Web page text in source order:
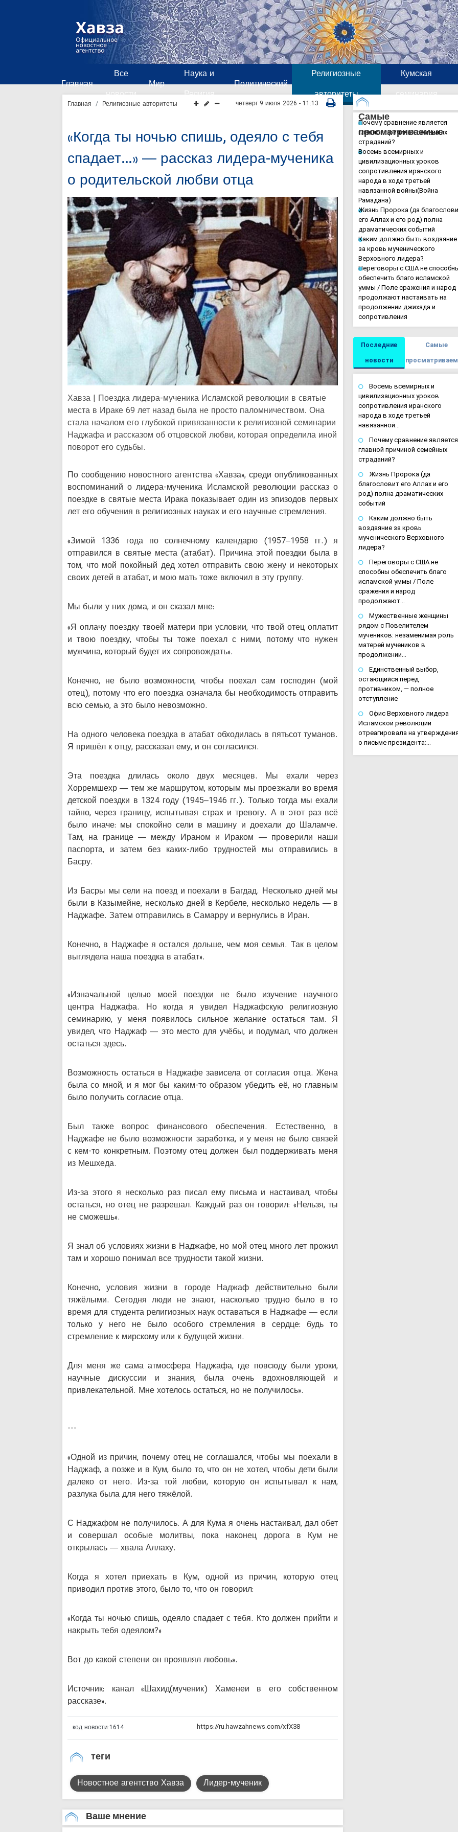
Главная
Все
новости
Мир
Наука и
Религия
Политический
Религиозные
авторитеты
Кумская
семинария
Главная Религиозные авторитеты четверг 9 июля 2026 - 11:13
«Когда ты ночью спишь, одеяло с тебя
спадает…» — рассказ лидера-мученика
о родительской любви отца
Хавза | Поездка лидера-мученика Исламской революции в святые
места в Ираке 69 лет назад была не просто паломничеством. Она
стала началом его глубокой привязанности к религиозной семинарии
Наджафа и рассказом об отцовской любви, которая определила иной
поворот его судьбы.
По сообщению новостного агентства «Хавза», среди опубликованных
воспоминаний о лидера-мученика Исламской революции рассказ о
поездке в святые места Ирака показывает один из эпизодов первых
лет его обучения в религиозных науках и его научные стремления.
«Зимой 1336 года по солнечному календарю (1957–1958 гг.) я
отправился в святые места (атабат). Причина этой поездки была в
том, что мой покойный дед хотел отправить свою жену и некоторых
своих детей в атабат, и мою мать тоже включил в эту группу.
Мы были у них дома, и он сказал мне:
«Я оплачу поездку твоей матери при условии, что твой отец оплатит
и твою поездку, чтобы ты тоже поехал с ними, потому что нужен
мужчина, который будет их сопровождать».
Конечно, не было возможности, чтобы поехал сам господин (мой
отец), потому что его поездка означала бы необходимость отправить
всю семью, а это было невозможно.
На одного человека поездка в атабат обходилась в пятьсот туманов.
Я пришёл к отцу, рассказал ему, и он согласился.
Эта поездка длилась около двух месяцев. Мы ехали через
Хорремшехр — тем же маршрутом, которым мы проезжали во время
детской поездки в 1324 году (1945–1946 гг.). Только тогда мы ехали
тайно, через границу, испытывая страх и тревогу. А в этот раз всё
было иначе: мы спокойно сели в машину и доехали до Шаламче.
Там, на границе — между Ираном и Ираком — проверили наши
паспорта, и затем без каких-либо трудностей мы отправились в
Басру.
Из Басры мы сели на поезд и поехали в Багдад. Несколько дней мы
были в Казымейне, несколько дней в Кербеле, несколько недель — в
Наджафе. Затем отправились в Самарру и вернулись в Иран.
Конечно, в Наджафе я остался дольше, чем моя семья. Так в целом
выглядела наша поездка в атабат».
«Изначальной целью моей поездки не было изучение научного
центра Наджафа. Но когда я увидел Наджафскую религиозную
семинарию, у меня появилось сильное желание остаться там. Я
увидел, что Наджаф — это место для учёбы, и подумал, что должен
остаться здесь.
Возможность остаться в Наджафе зависела от согласия отца. Жена
была со мной, и я мог бы каким-то образом убедить её, но главным
было получить согласие отца.
Был также вопрос финансового обеспечения. Естественно, в
Наджафе не было возможности заработка, и у меня не было связей
с кем-то конкретным. Поэтому отец должен был поддерживать меня
из Мешхеда.
Из-за этого я несколько раз писал ему письма и настаивал, чтобы
остаться, но отец не разрешал. Каждый раз он говорил: «Нельзя, ты
не сможешь».
Я знал об условиях жизни в Наджафе, но мой отец много лет прожил
там и хорошо понимал все трудности такой жизни.
Конечно, условия жизни в городе Наджаф действительно были
тяжёлыми. Сегодня люди не знают, насколько трудно было в то
время для студента религиозных наук оставаться в Наджафе — если
только у него не было особого стремления в сердце: будь то
стремление к мирскому или к будущей жизни.
Для меня же сама атмосфера Наджафа, где повсюду были уроки,
научные дискуссии и знания, была очень вдохновляющей и
привлекательной. Мне хотелось остаться, но не получилось».
---
«Одной из причин, почему отец не соглашался, чтобы мы поехали в
Наджаф, а позже и в Кум, было то, что он не хотел, чтобы дети были
далеко от него. Из-за той любви, которую он испытывал к нам,
разлука была для него тяжёлой.
С Наджафом не получилось. А для Кума я очень настаивал, дал обет
и совершал особые молитвы, пока наконец дорога в Кум не
открылась — хвала Аллаху.
Когда я хотел приехать в Кум, одной из причин, которую отец
приводил против этого, было то, что он говорил:
«Когда ты ночью спишь, одеяло спадает с тебя. Кто должен прийти и
накрыть тебя одеялом?»
Вот до какой степени он проявлял любовь».
Источник: канал «Шахид(мученик) Хаменеи в его собственном
рассказе».
код новости:1614
теги
Новостное агентство Хавза Лидер-мученик
Ваше мнение
Самые
просматриваемые
Почему сравнение является
главной причиной семейных
страданий?
Восемь всемирных и
цивилизационных уроков
сопротивления иранского
народа в ходе третьей
навязанной войны(Война
Рамадана)
Жизнь Пророка (да
его Аллах и его род) полна
драматических событий
Каким должно быть воздаяние
за кровь мученического
Верховного лидера?
Переговоры с США не
обеспечить благо исламской
уммы / Поле сражения и народ
продолжают настаивать на
продолжении джихада и
сопротивления
Последние
новости
Самые
Восемь всемирных и
цивилизационных уроков
сопротивления иранского
народа в ходе третьей
навязанной…
Почему сравнение является
главной причиной семейных
страданий?
Жизнь Пророка (да
благословит его Аллах и его
род) полна драматических
событий
Каким должно быть
воздаяние за кровь
мученического Верховного
лидера?
Переговоры с США не
способны обеспечить благо
исламской уммы / Поле
сражения и народ
продолжают…
Мужественные женщины
рядом с Повелителем
мучеников: незаменимая роль
матерей мучеников в
продолжении…
Единственный выбор,
остающийся перед
противником, — полное
отступление
Офис Верховного лидера
Исламской революции
отреагировала на
о письме президента:…